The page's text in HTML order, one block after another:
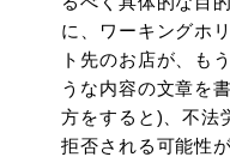
に、ワーキングホ
ト先のお店が、も
うな内容の文章を
方をすると)、不法
拒否される可能性